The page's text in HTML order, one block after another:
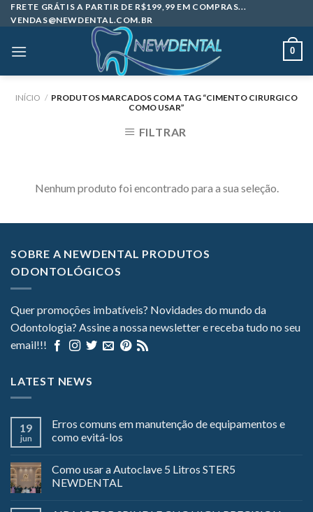
Skip
to
FRETE GRÁTIS A PARTIR DE R$199,99 EM COMPRAS...
VENDAS@NEWDENTAL.COM.BR
0
INÍCIO / PRODUTOS MARCADOS COM A TAG “CIMENTO CIRURGICO
COMO USAR”
FILTRAR
Nenhum produto foi encontrado para a sua seleção.
SOBRE A NEWDENTAL PRODUTOS
ODONTOLÓGICOS
Quer promoções imbatíveis? Novidades do mundo da
Odontologia? Assine a nossa newsletter e receba tudo no seu
email!!!
LATEST NEWS
19
jun
Erros comuns em manutenção de equipamentos e
como evitá-los
Como usar a Autoclave 5 Litros STER5
NEWDENTAL